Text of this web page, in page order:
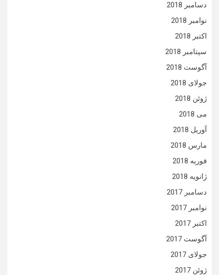
دسامبر 2018
نوامبر 2018
اکتبر 2018
سپتامبر 2018
آگوست 2018
جولای 2018
ژوئن 2018
می 2018
آوریل 2018
مارس 2018
فوریه 2018
ژانویه 2018
دسامبر 2017
نوامبر 2017
اکتبر 2017
آگوست 2017
جولای 2017
ژوئن 2017